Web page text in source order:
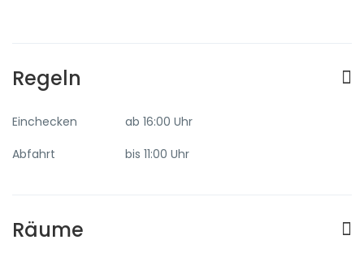
Regeln
Einchecken
ab 16:00 Uhr
Abfahrt
bis 11:00 Uhr
Räume